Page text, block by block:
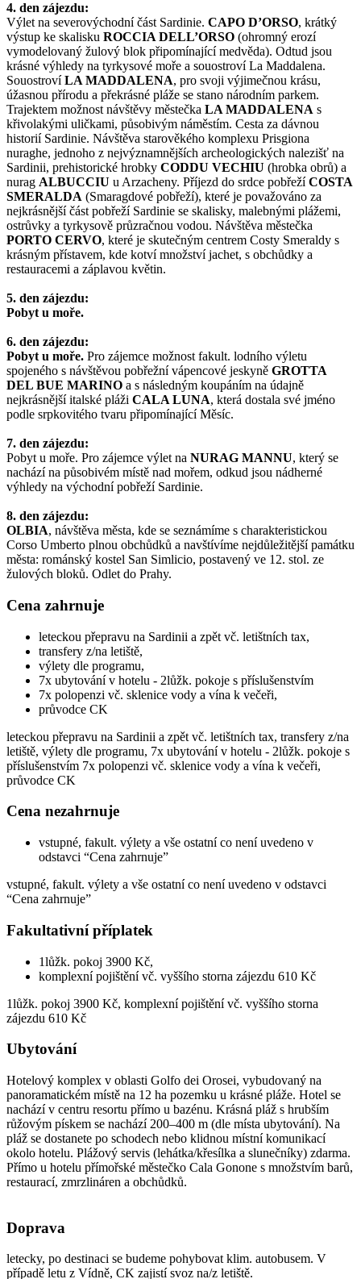
4. den zájezdu:
Výlet na severovýchodní část Sardinie. CAPO D’ORSO, krátký
výstup ke skalisku ROCCIA DELL’ORSO (ohromný erozí
vymodelovaný žulový blok připomínající medvěda). Odtud jsou
krásné výhledy na tyrkysové moře a souostroví La Maddalena.
SouostrovíLA MADDALENA, pro svoji výjimečnou krásu,
úžasnou přírodu a překrásné pláže se stano národním parkem.
Trajektem možnost návštěvy městečka LA MADDALENA s
křivolakými uličkami, působivým náměstím. Cesta za dávnou
historií Sardinie. Návštěva starověkého komplexu Prisgiona
nuraghe, jednoho z nejvýznamnějších archeologických nalezišť na
Sardinii, prehistorické hrobky CODDU VECHIU (hrobka obrů) a
nurag ALBUCCIU u Arzacheny. Příjezd do srdce pobřežíCOSTA
SMERALDA (Smaragdové pobřeží), které je považováno za
nejkrásnější část pobřeží Sardinie se skalisky, malebnými plážemi,
ostrůvky a tyrkysově průzračnou vodou. Návštěva městečka
PORTO CERVO, které je skutečným centrem Costy Smeraldy s
krásným přístavem, kde kotví množství jachet, s obchůdky a
restauracemi a záplavou květin.
5. den zájezdu:
Pobyt u moře.
6. den zájezdu:
Pobyt u moře. Pro zájemce možnost fakult. lodního výletu
spojeného s návštěvou pobřežní vápencové jeskyně GROTTA
DEL BUE MARINO a s následným koupáním na údajně
nejkrásnější italské pláži CALA LUNA, která dostala své jméno
podle srpkovitého tvaru připomínající Měsíc.
7. den zájezdu:
Pobyt u moře. Pro zájemce výlet na NURAG MANNU, který se
nachází na působivém místě nad mořem, odkud jsou nádherné
výhledy na východní pobřeží Sardinie.
8. den zájezdu:
OLBIA, návštěva města, kde se seznámíme s charakteristickou
Corso Umberto plnou obchůdků a navštívíme nejdůležitější památku
města: románský kostel San Simlicio, postavený ve 12. stol. ze
žulových bloků. Odlet do Prahy.
Cena zahrnuje
leteckou přepravu na Sardinii a zpět vč. letištních tax,
transfery z/na letiště,
výlety dle programu,
7x ubytování v hotelu - 2lůžk. pokoje s příslušenstvím
7x polopenzi vč. sklenice vody a vína k večeři,
průvodce CK
leteckou přepravu na Sardinii a zpět vč. letištních tax, transfery z/na
letiště, výlety dle programu, 7x ubytování v hotelu - 2lůžk. pokoje s
příslušenstvím 7x polopenzi vč. sklenice vody a vína k večeři,
průvodce CK
Cena nezahrnuje
vstupné, fakult. výlety a vše ostatní co není uvedeno v
odstavci “Cena zahrnuje”
vstupné, fakult. výlety a vše ostatní co není uvedeno v odstavci
“Cena zahrnuje”
Fakultativní příplatek
1lůžk. pokoj 3900 Kč,
komplexní pojištění vč. vyššího storna zájezdu 610 Kč
1lůžk. pokoj 3900 Kč, komplexní pojištění vč. vyššího storna
zájezdu 610 Kč
Ubytování
Hotelový komplex v oblasti Golfo dei Orosei, vybudovaný na
panoramatickém místě na 12 ha pozemku u krásné pláže. Hotel se
nachází v centru resortu přímo u bazénu. Krásná pláž s hrubším
růžovým pískem se nachází 200–400 m (dle místa ubytování). Na
pláž se dostanete po schodech nebo klidnou místní komunikací
okolo hotelu. Plážový servis (lehátka/křesílka a slunečníky) zdarma.
Přímo u hotelu přímořské městečko Cala Gonone s množstvím barů,
restaurací, zmrzlináren a obchůdků.
Doprava
letecky, po destinaci se budeme pohybovat klim. autobusem. V
případě letu z Vídně, CK zajistí svoz na/z letiště.